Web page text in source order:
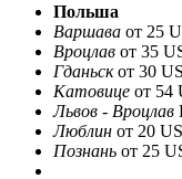
Польша
Варшава от 25
Вроцлав от 35
Гданьск от 30
Катовице от 54
Львов - Вроцлав
Люблин от 20
Познань от 25